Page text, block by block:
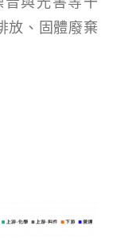
放、固體廢棄